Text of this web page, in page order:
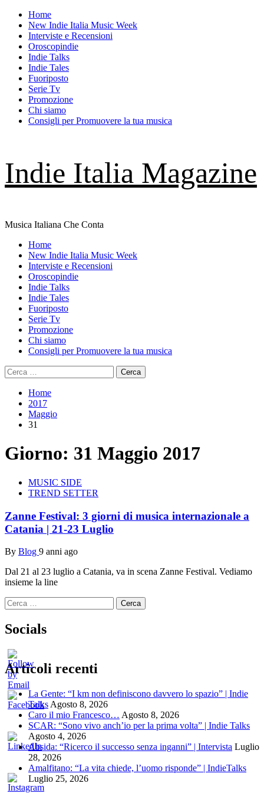
Skip
content
Home
New Indie Italia Music Week
Interviste e Recensioni
Oroscopindie
Indie Talks
Indie Tales
Fuoriposto
Serie Tv
Promozione
Chi siamo
Consigli per Promuovere la tua musica
Indie Italia Magazine
Musica Italiana Che Conta
Primary
Menu
Home
New Indie Italia Music Week
Interviste e Recensioni
Oroscopindie
Indie Talks
Indie Tales
Fuoriposto
Serie Tv
Promozione
Chi siamo
Consigli per Promuovere la tua musica
Ricerca
per:
Home
2017
Maggio
31
Giorno: 31 Maggio 2017
MUSIC SIDE
TREND SETTER
Zanne Festival: 3 giorni di musica internazionale a
Catania | 21-23 Luglio
By Blog 9 anni ago
Dal 21 al 23 luglio a Catania, va in scena Zanne Festival. Vediamo
insieme la line
Ricerca
per:
Socials
Articoli recenti
La Gente: “I km non definiscono davvero lo spazio” | Indie
Talks Agosto 8, 2026
Caro il mio Francesco… Agosto 8, 2026
SCAR: “Sono vivo anch’io per la prima volta” | Indie Talks
Agosto 4, 2026
Absida: “Ricerco il successo senza inganni” | Intervista Luglio
28, 2026
Amalfitano: “La vita chiede, l’uomo risponde” | IndieTalks
Luglio 25, 2026